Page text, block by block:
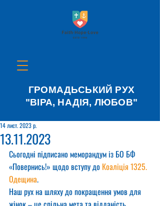
ГРОМАДЬСЬКИЙ РУХ
"ВІРА, НАДІЯ, ЛЮБОВ"
13.11.2023
14 лист. 2023 р.
Сьогодні підписано меморандум із БО БФ
«Повернись!» щодо вступу до Коаліція 1325.
Одещина.
Наш рух на шляху до покращення умов для